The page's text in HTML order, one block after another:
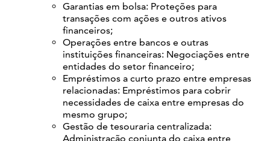
Garantias em bolsa: Proteções para
transações com ações e outros ativos
financeiros;
Operações entre bancos e outras
instituições financeiras: Negociações entre
entidades do setor financeiro;
Empréstimos a curto prazo entre empresas
relacionadas: Empréstimos para cobrir
necessidades de caixa entre empresas do
mesmo grupo;
Gestão de tesouraria centralizada: